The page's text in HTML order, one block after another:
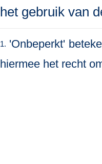
het gebruik van
1. 'Onbeperkt'
hiermee het recht